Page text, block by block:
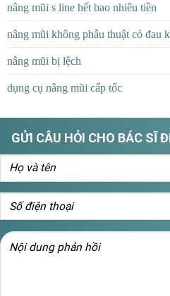
nâng mũi s line hết bao nhiêu tiền
nâng mũi không phẫu thuật có đau
nâng mũi bị lệch
dụng cụ nâng mũi cấp tốc
GỬI CÂU HỎI CHO BÁC SĨ